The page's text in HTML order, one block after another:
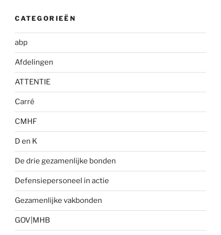
CATEGORIEËN
abp
Afdelingen
ATTENTIE
Carré
CMHF
D en K
De drie gezamenlijke bonden
Defensiepersoneel in actie
Gezamenlijke vakbonden
GOV|MHB